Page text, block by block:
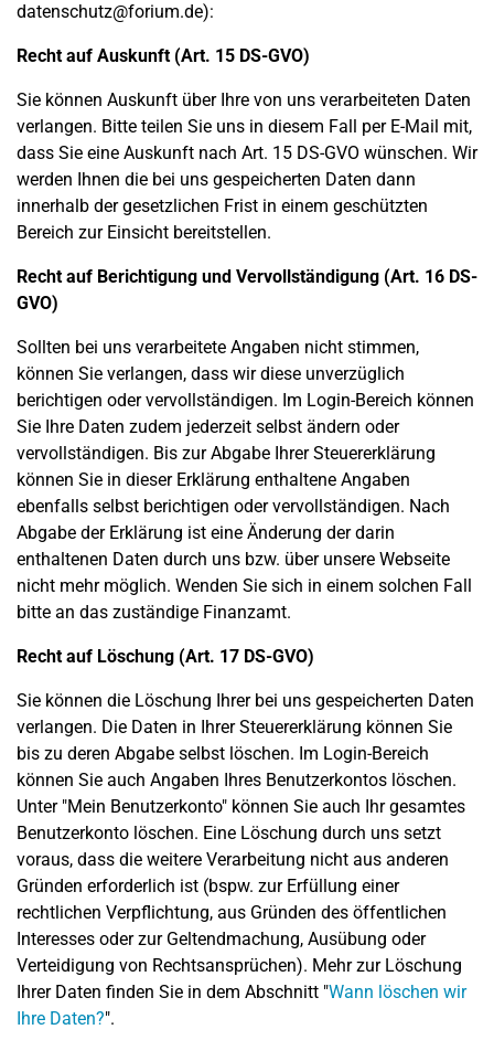
datenschutz@forium.de):
Recht auf Auskunft (Art. 15 DS-GVO)
Sie können Auskunft über Ihre von uns verarbeiteten Daten
verlangen. Bitte teilen Sie uns in diesem Fall per E-Mail mit,
dass Sie eine Auskunft nach Art. 15 DS-GVO wünschen. Wir
werden Ihnen die bei uns gespeicherten Daten dann
innerhalb der gesetzlichen Frist in einem geschützten
Bereich zur Einsicht bereitstellen.
Recht auf Berichtigung und Vervollständigung (Art. 16 DS-
GVO)
Sollten bei uns verarbeitete Angaben nicht stimmen,
können Sie verlangen, dass wir diese unverzüglich
berichtigen oder vervollständigen. Im Login-Bereich können
Sie Ihre Daten zudem jederzeit selbst ändern oder
vervollständigen. Bis zur Abgabe Ihrer Steuererklärung
können Sie in dieser Erklärung enthaltene Angaben
ebenfalls selbst berichtigen oder vervollständigen. Nach
Abgabe der Erklärung ist eine Änderung der darin
enthaltenen Daten durch uns bzw. über unsere Webseite
nicht mehr möglich. Wenden Sie sich in einem solchen Fall
bitte an das zuständige Finanzamt.
Recht auf Löschung (Art. 17 DS-GVO)
Sie können die Löschung Ihrer bei uns gespeicherten Daten
verlangen. Die Daten in Ihrer Steuererklärung können Sie
bis zu deren Abgabe selbst löschen. Im Login-Bereich
können Sie auch Angaben Ihres Benutzerkontos löschen.
Unter "Mein Benutzerkonto" können Sie auch Ihr gesamtes
Benutzerkonto löschen. Eine Löschung durch uns setzt
voraus, dass die weitere Verarbeitung nicht aus anderen
Gründen erforderlich ist (bspw. zur Erfüllung einer
rechtlichen Verpflichtung, aus Gründen des öffentlichen
Interesses oder zur Geltendmachung, Ausübung oder
Verteidigung von Rechtsansprüchen). Mehr zur Löschung
Ihrer Daten finden Sie in dem Abschnitt "Wann löschen wir
Ihre Daten?".